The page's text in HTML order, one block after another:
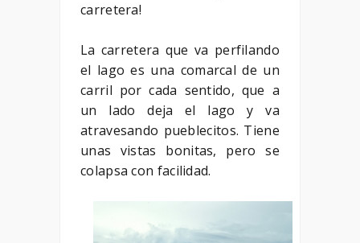
carretera!
La carretera que va perfilando
el lago es una comarcal de un
carril por cada sentido, que a
un lado deja el lago y va
atravesando pueblecitos. Tiene
unas vistas bonitas, pero se
colapsa con facilidad.